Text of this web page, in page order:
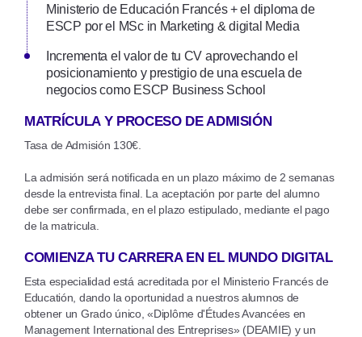
Ministerio de Educación Francés + el diploma de
ESCP por el MSc in Marketing & digital Media
Incrementa el valor de tu CV aprovechando el
posicionamiento y prestigio de una escuela de
negocios como ESCP Business School
MATRÍCULA Y PROCESO DE ADMISIÓN
Tasa de Admisión 130€.
La admisión será notificada en un plazo máximo de 2 semanas
desde la entrevista final. La aceptación por parte del alumno
debe ser confirmada, en el plazo estipulado, mediante el pago
de la matricula.
COMIENZA TU CARRERA EN EL MUNDO DIGITAL
Esta especialidad está acreditada por el Ministerio Francés de
Educatión, dando la oportunidad a nuestros alumnos de
obtener un Grado único, «Diplôme d'Études Avancées en
Management International des Entreprises» (DEAMIE) y un